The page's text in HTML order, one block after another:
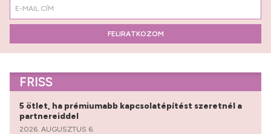
FELIRATKOZOM
FRISS
5 ötlet, ha prémiumabb kapcsolatépítést szeretnél a
partnereiddel
2026. AUGUSZTUS 6.